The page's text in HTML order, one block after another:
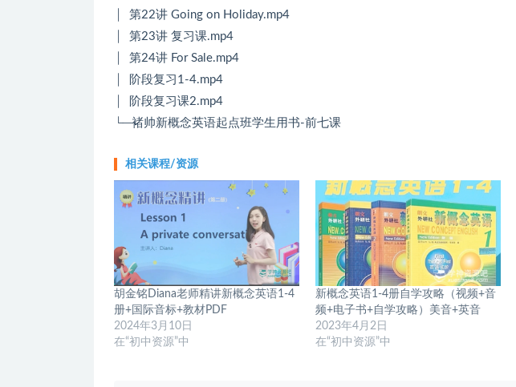
│ 第22讲 Going on Holiday.mp4
│ 第23讲 复习课.mp4
│ 第24讲 For Sale.mp4
│ 阶段复习1-4.mp4
│ 阶段复习课2.mp4
└─褚帅新概念英语起点班学生用书-前七课
相关课程/资源
胡金铭Diana老师精讲新概念英语1-4
册+国际音标+教材PDF
2024年3月10日
在“初中资源”中
新概念英语1-4册自学攻略（视频+音
频+电子书+自学攻略）美音+英音
2023年4月2日
在“初中资源”中